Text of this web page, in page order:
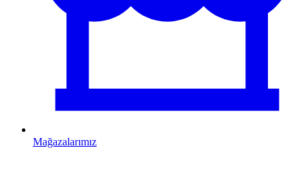
Mağazalarımız